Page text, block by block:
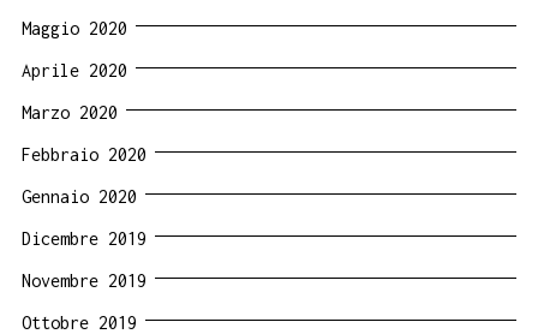
Maggio 2020
Aprile 2020
Marzo 2020
Febbraio 2020
Gennaio 2020
Dicembre 2019
Novembre 2019
Ottobre 2019